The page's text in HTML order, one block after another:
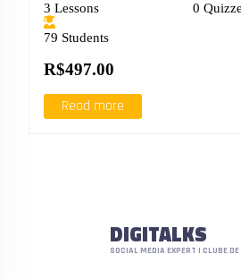
3 Lessons 0
79 Students
R$497.00
Read more
DIGITALKS
SOCIAL MEDIA EXPERT | CLUBE